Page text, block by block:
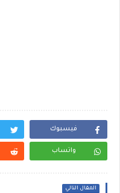
فيسبوك
واتساب
المقال التالي